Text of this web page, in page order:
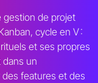
gestion de projet
cycle en V :
et ses propres
dans un
features et des